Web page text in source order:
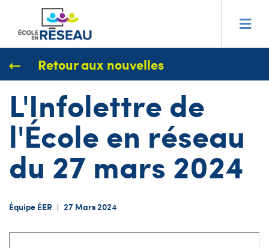
Retour aux nouvelles
L'Infolettre de
l'École en réseau
du 27 mars 2024
Équipe ÉER | 27 Mars 2024